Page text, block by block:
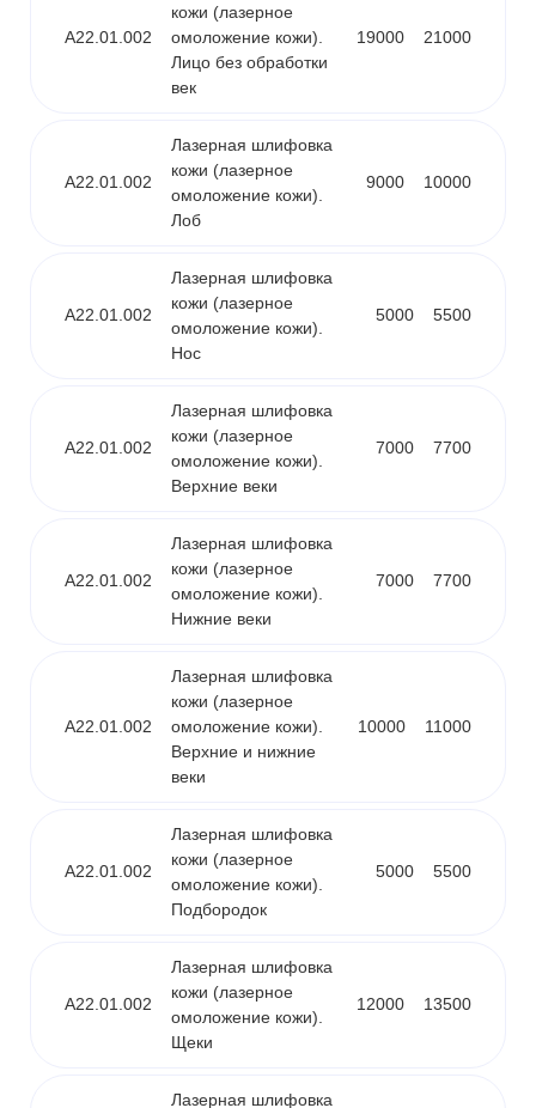
A22.01.002
кожи (лазерное
омоложение кожи).
Лицо без обработки
век
19000 21000
A22.01.002
Лазерная шлифовка
кожи (лазерное
омоложение кожи).
Лоб
9000 10000
A22.01.002
Лазерная шлифовка
кожи (лазерное
омоложение кожи).
Нос
5000 5500
A22.01.002
Лазерная шлифовка
кожи (лазерное
омоложение кожи).
Верхние веки
7000 7700
A22.01.002
Лазерная шлифовка
кожи (лазерное
омоложение кожи).
Нижние веки
7000 7700
A22.01.002
Лазерная шлифовка
кожи (лазерное
омоложение кожи).
Верхние и нижние
веки
10000 11000
A22.01.002
Лазерная шлифовка
кожи (лазерное
омоложение кожи).
Подбородок
5000 5500
A22.01.002
Лазерная шлифовка
кожи (лазерное
омоложение кожи).
Щеки
12000 13500
Лазерная шлифовка